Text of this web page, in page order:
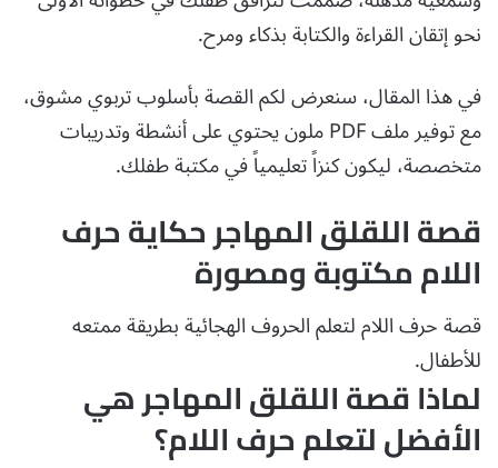
نحو إتقان القراءة والكتابة بذكاء ومرح.
في هذا المقال، سنعرض لكم القصة بأسلوب تربوي مشوق،
مع توفير ملف PDF ملون يحتوي على أنشطة وتدريبات
متخصصة، ليكون كنزاً تعليمياً في مكتبة طفلك.
قصة اللقلق المهاجر حكاية حرف
اللام مكتوبة ومصورة
قصة حرف اللام لتعلم الحروف الهجائية بطريقة ممتعه
للأطفال.
لماذا قصة اللقلق المهاجر هي
الأفضل لتعلم حرف اللام؟